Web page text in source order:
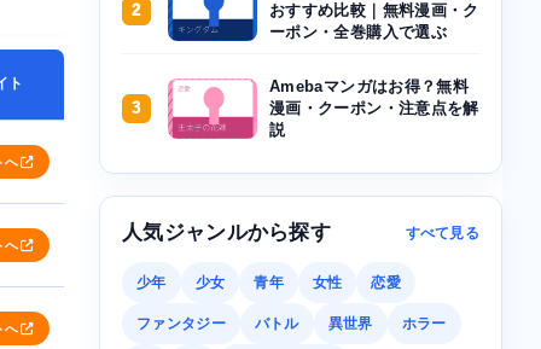
ト
へ
へ
へ
2
おすすめ比較｜無料漫画・ク
ーポン・全巻購入で選ぶ
3
Amebaマンガはお得？無料
漫画・クーポン・注意点を解
説
人気ジャンルから探す すべて見る
少年 少女 青年 女性 恋愛
ファンタジー バトル 異世界 ホラー